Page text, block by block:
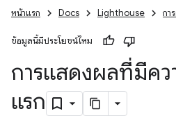
หน้าแรก Docs Lighthouse กา
ข้อมูลนี้มีประโยชน์ไหม
การแสดงผลที่มีค
แรก